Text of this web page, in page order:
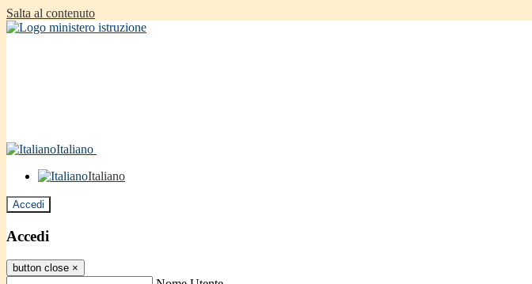
Salta al contenuto
Italiano
Italiano
Accedi
Accedi
button close ×